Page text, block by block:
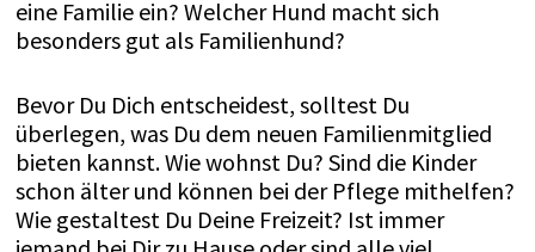
eine Familie ein? Welcher Hund macht sich
besonders gut als Familienhund?
Bevor Du Dich entscheidest, solltest Du
überlegen, was Du dem neuen Familienmitglied
bieten kannst. Wie wohnst Du? Sind die Kinder
schon älter und können bei der Pflege mithelfen?
Wie gestaltest Du Deine Freizeit? Ist immer